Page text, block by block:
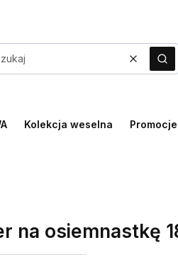
Wyczyść
Kolekcja weselna Promocje
na osiemnastkę